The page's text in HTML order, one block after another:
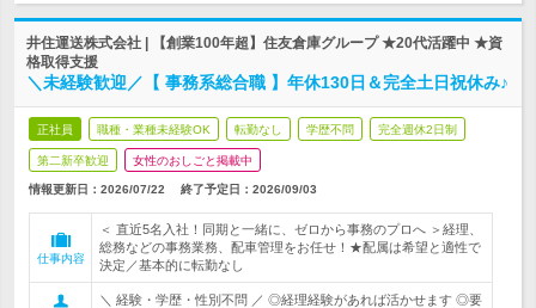
井住運送株式会社 | 【創業100年超】住友倉庫グループ ★20代活躍中 ★資
格取得支援
＼未経験歓迎／【 事務系総合職 】年休130日＆完全土日祝休み♪
正社員 職種・業種未経験OK 転勤なし 学歴不問 完全週休2日制
第二新卒歓迎 女性のおしごと掲載中
情報更新日：2026/07/22 終了予定日： 2026/09/03
仕事内容
＜ 直近5名入社！同期と一緒に、ゼロから事務のプロへ ＞経理、
総務などの事務業務、配車管理をお任せ！★配属は希望と適性で
決定／基本的に転勤なし
＼ 経験・学歴・性別不問 ／ ◎経理経験があれば活かせます ◎要